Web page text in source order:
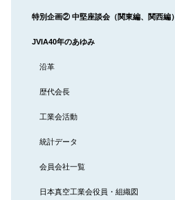
特別企画② 中堅座談会（関東編、関西編）
JVIA40年のあゆみ
沿革
歴代会⾧
工業会活動
統計データ
会員会社一覧
日本真空工業会役員・組織図